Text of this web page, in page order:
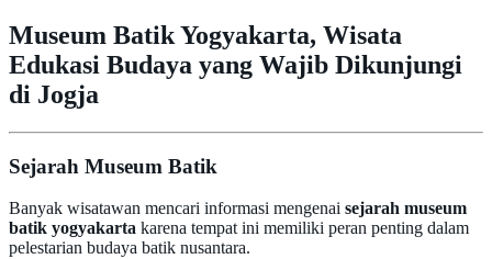
Museum Batik Yogyakarta, Wisata
Edukasi Budaya yang Wajib Dikunjungi
di Jogja
Sejarah Museum Batik
Banyak wisatawan mencari informasi mengenai sejarah museum
batik yogyakarta karena tempat ini memiliki peran penting dalam
pelestarian budaya batik nusantara.